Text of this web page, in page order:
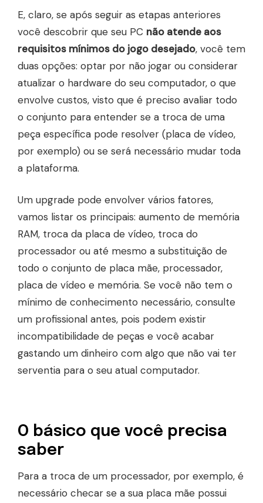
E, claro, se após seguir as etapas anteriores
você descobrir que seu PC não atende aos
requisitos mínimos do jogo desejado, você tem
duas opções: optar por não jogar ou considerar
atualizar o hardware do seu computador, o que
envolve custos, visto que é preciso avaliar todo
o conjunto para entender se a troca de uma
peça específica pode resolver (placa de vídeo,
por exemplo) ou se será necessário mudar toda
a plataforma.
Um upgrade pode envolver vários fatores,
vamos listar os principais: aumento de memória
RAM, troca da placa de vídeo, troca do
processador ou até mesmo a substituição de
todo o conjunto de placa mãe, processador,
placa de vídeo e memória. Se você não tem o
mínimo de conhecimento necessário, consulte
um profissional antes, pois podem existir
incompatibilidade de peças e você acabar
gastando um dinheiro com algo que não vai ter
serventia para o seu atual computador.
O básico que você precisa
saber
Para a troca de um processador, por exemplo, é
necessário checar se a sua placa mãe possui